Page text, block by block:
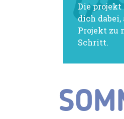
Die projekt
dich dabei,
Projekt zu
Schritt.